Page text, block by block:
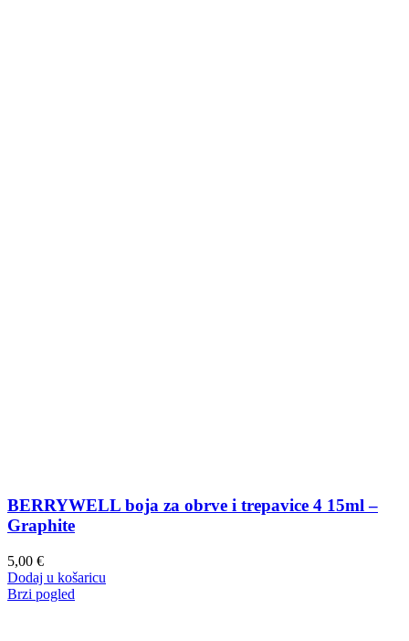
BERRYWELL boja za obrve i trepavice 4 15ml –
Graphite
5,00 €
Dodaj u košaricu
Brzi pogled